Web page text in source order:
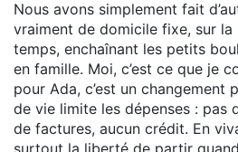
Nous avons simplement fait
vraiment de domicile fixe, sur
temps, enchaînant les petits
en famille. Moi, c’est ce que je
pour Ada, c’est un changement
de vie limite les dépenses : pas
de factures, aucun crédit. En